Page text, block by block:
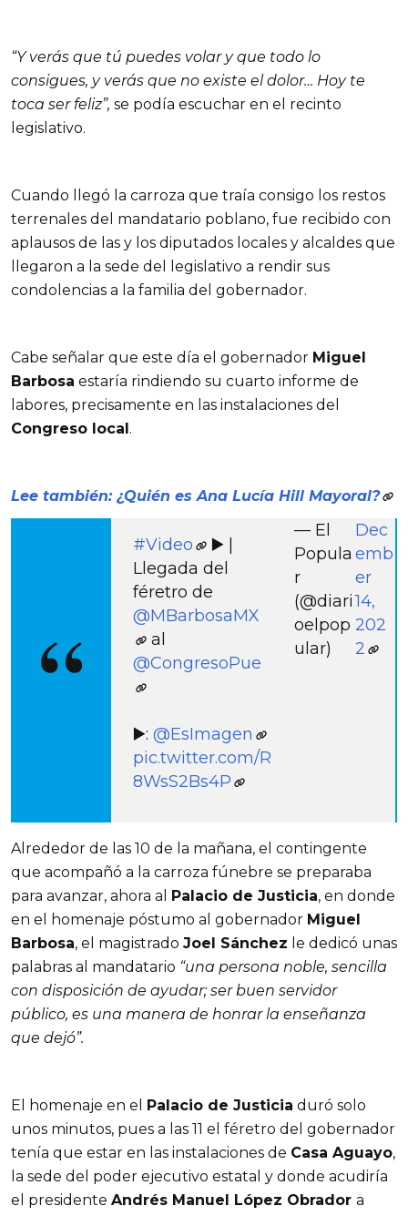
“Y verás que tú puedes volar y que todo lo
consigues, y verás que no existe el dolor… Hoy te
toca ser feliz”, se podía escuchar en el recinto
legislativo.
Cuando llegó la carroza que traía consigo los restos
terrenales del mandatario poblano, fue recibido con
aplausos de las y los diputados locales y alcaldes que
llegaron a la sede del legislativo a rendir sus
condolencias a la familia del gobernador.
Cabe señalar que este día el gobernador Miguel
Barbosa estaría rindiendo su cuarto informe de
labores, precisamente en las instalaciones del
Congreso local.
Lee también: ¿Quién es Ana Lucía Hill Mayoral?
#Video
▶️ |
Llegada del
féretro de
@MBarbosaMX
al
@CongresoPue
▶️: @EsImagen
pic.twitter.com/R
8WsS2Bs4P
— El
Popula
r
(@diari
oelpop
ular)
Dec
emb
er
14,
202
2
Alrededor de las 10 de la mañana, el contingente
que acompañó a la carroza fúnebre se preparaba
para avanzar, ahora al Palacio de Justicia, en donde
en el homenaje póstumo al gobernador Miguel
Barbosa, el magistrado Joel Sánchez le dedicó unas
palabras al mandatario “una persona noble, sencilla
con disposición de ayudar; ser buen servidor
público, es una manera de honrar la enseñanza
que dejó”.
El homenaje en el Palacio de Justicia duró solo
unos minutos, pues a las 11 el féretro del gobernador
tenía que estar en las instalaciones de Casa Aguayo,
la sede del poder ejecutivo estatal y donde acudiría
el presidente Andrés Manuel López Obrador a